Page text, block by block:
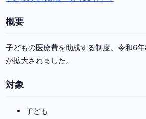
概要
子どもの医療費を助成する制度。令和6
が拡大されました。
対象
子ども